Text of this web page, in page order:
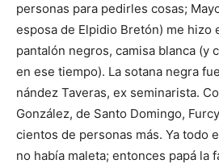
perso­nas para pedirles cosas;
esposa de Elpidio Bretón) me hizo
panta­lón negros, camisa blan­ca (y
en ese tiempo). La sota­na negra
nández Tave­ras, ex semina­rista.
González, de Santo Do­min­go,
cientos de personas más. Ya todo
no había maleta; en­ton­ces papá la